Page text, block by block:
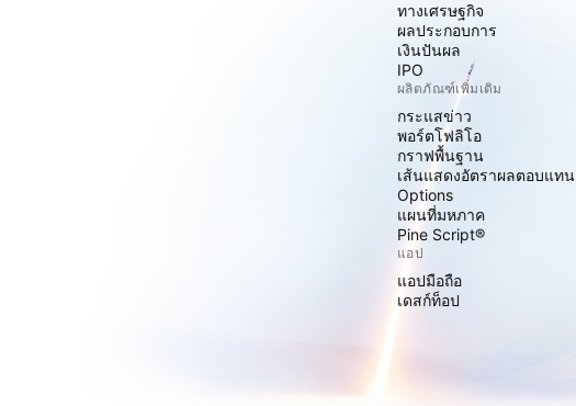
ทางเศรษฐกิจ
ผลประกอบการ
เงินปันผล
IPO
ผลิตภัณฑ์เพิ่มเติม
กระแสข่าว
พอร์ตโฟลิโอ
กราฟพื้นฐาน
เส้นแสดงอัตราผลตอบแทน
Options
แผนที่มหภาค
Pine Script®
แอป
แอปมือถือ
เดสก์ท็อป